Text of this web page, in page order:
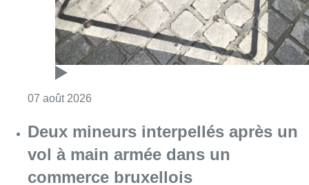
07 août 2026
Deux mineurs interpellés après un
vol à main armée dans un
commerce bruxellois